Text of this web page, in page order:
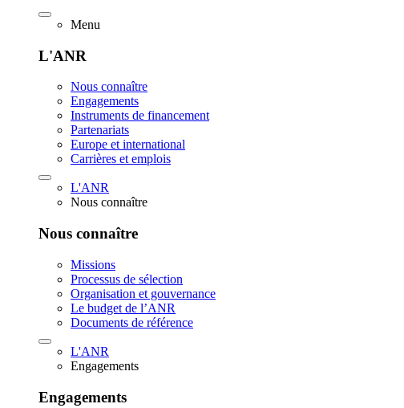
Menu
L'ANR
Nous connaître
Engagements
Instruments de financement
Partenariats
Europe et international
Carrières et emplois
L'ANR
Nous connaître
Nous connaître
Missions
Processus de sélection
Organisation et gouvernance
Le budget de l’ANR
Documents de référence
L'ANR
Engagements
Engagements